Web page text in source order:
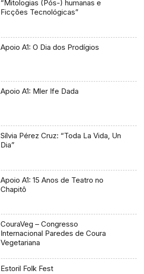
“Mitologias (Pós-) humanas e
Ficções Tecnológicas”
Apoio A1: O Dia dos Prodígios
Apoio A1: Mler Ife Dada
Sílvia Pérez Cruz: “Toda La Vida, Un
Dia”
Apoio A1: 15 Anos de Teatro no
Chapitô
CouraVeg – Congresso
Internacional Paredes de Coura
Vegetariana
Estoril Folk Fest